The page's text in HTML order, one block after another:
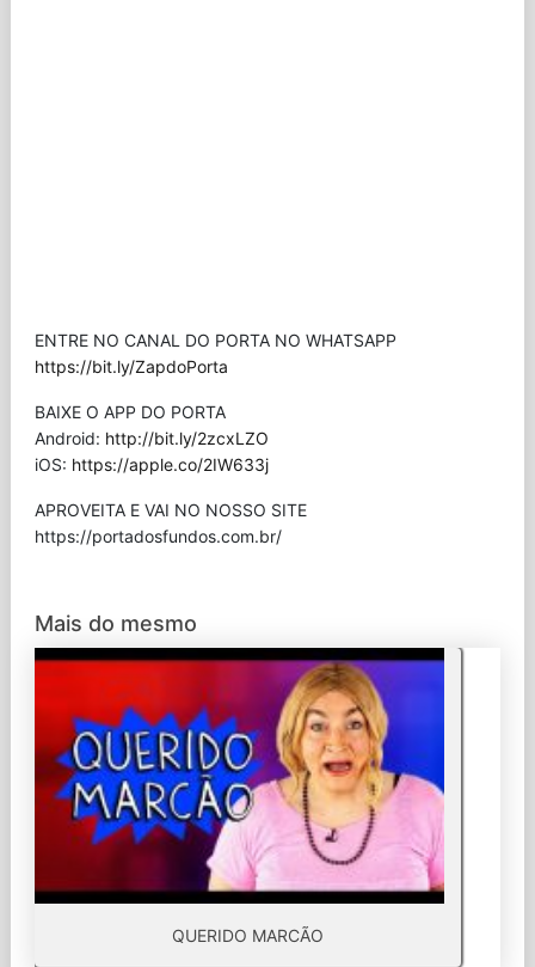
ENTRE NO CANAL DO PORTA NO WHATSAPP
https://bit.ly/ZapdoPorta
BAIXE O APP DO PORTA
Android: http://bit.ly/2zcxLZO
iOS: https://apple.co/2IW633j
APROVEITA E VAI NO NOSSO SITE
⁠https://portadosfundos.com.br/
Mais do mesmo
QUERIDO MARCÃO